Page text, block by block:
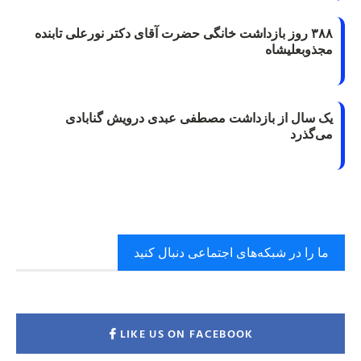
۳۸۸ روز بازداشت خانگی حضرت آقای دکتر نورعلی تابنده
مجذوبعلیشاه
یک سال از بازداشت مصطفی عبدی درویش گنابادی
می‌گذرد
ما را در شبکه‌های اجتماعی دنبال کنید
LIKE US ON FACEBOOK